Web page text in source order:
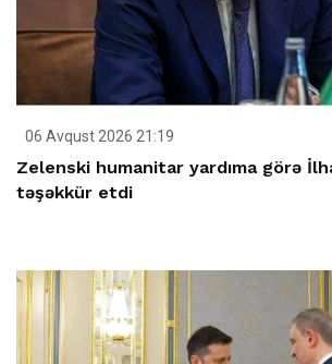
06 Avqust 2026 21:19
Zelenski humanitar yardıma görə
təşəkkür etdi